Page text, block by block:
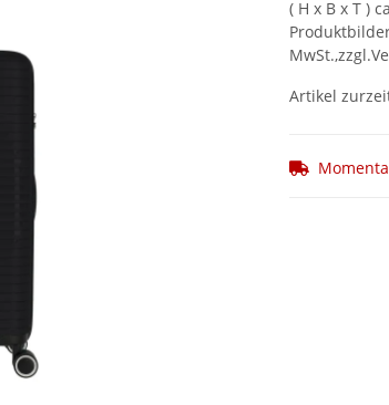
( H x B x T )
Artikel